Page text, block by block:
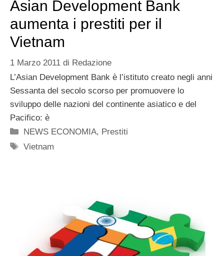
Asian Development Bank
aumenta i prestiti per il
Vietnam
1 Marzo 2011 di Redazione
L’Asian Development Bank è l’istituto creato negli anni
Sessanta del secolo scorso per promuovere lo
sviluppo delle nazioni del continente asiatico e del
Pacifico: è
Categorie
NEWS ECONOMIA, Prestiti
Tag
Vietnam